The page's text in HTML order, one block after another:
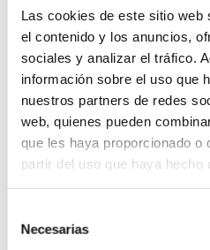
Las cookies de este sitio web
el contenido y los anuncios,
sociales y analizar el tráfico.
información sobre el uso que
nuestros partners de redes
web, quienes pueden
que les haya proporcionado o
partir del uso que haya hecho
Necesarias